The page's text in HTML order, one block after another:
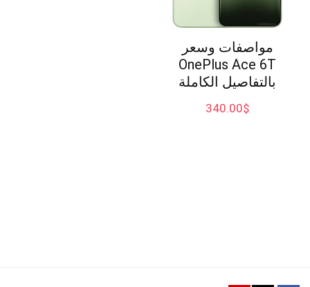
مواصفات وسعر
OnePlus Ace 6T
بالتفاصيل الكاملة
$
340.00